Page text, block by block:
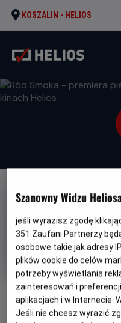
KOSZALIN - HELIOS
OBSERWUJ
Ród
w
Oryginalny
tytuł
Ród
3.
Od 18 lat
Szanowny Widzu
jeśli wyrazisz zgodę
351 Zaufani Partnerzy
osobowe takie jak adresy
plików cookie do celów
potrzeby wyświetlania
zainteresowań i
aplikacjach i w Internecie.
Jeśli nie chcesz wyrazić